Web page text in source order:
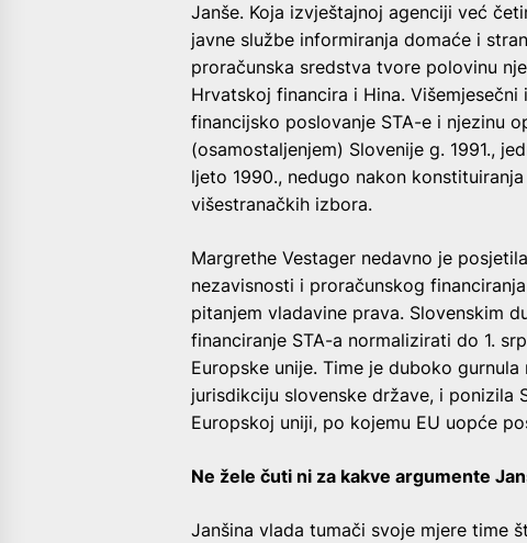
Janše. Koja izvještajnoj agenciji već
javne službe informiranja domaće i
proračunska sredstva tvore polovinu
Hrvatskoj financira i Hina.
financijsko poslovanje STA-e i njezinu
(osamostaljenjem) Slovenije g. 1991.,
ljeto 1990., nedugo nakon
višestranačkih izbora.
Margrethe Vestager nedavno je
nezavisnosti i proračunskog
pitanjem vladavine prava. Slovenskim
financiranje STA-a normalizirati do 1.
Europske unije. Time je duboko
jurisdikciju slovenske države, i ponizila
Europskoj uniji, po kojemu EU uopće
Ne žele čuti ni za kakve argumente
Janšina vlada tumači svoje mjere time